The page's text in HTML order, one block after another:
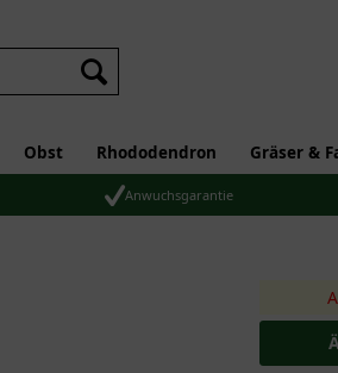
Obst Rhododendron Gräser &
Anwuchsgarantie